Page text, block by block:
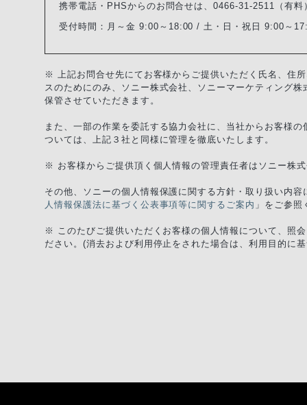
携帯電話・PHSからのお問合せは、0466-31-2511（有料
受付時間： 月～金 9:00～18:00 / 土・日・祝日 9:00～
※ 上記お問合せ先にてお客様からご提供いただく氏名、住
スのためにのみ、ソニー株式会社、ソニーマーケティング
保管させていただきます。
また、一部の作業を委託する協力会社に、当社からお客様
ついては、上記３社と同様に管理を徹底いたします。
※ お客様からご提供頂く個人情報の管理責任者はソニー株
その他、ソニーの個人情報保護に関する方針・取り扱い内容
人情報保護法に基づく公表事項等に関するご案内 」をご参照
※ このたびご提供いただくお客様の個人情報について、照
ださい。(消去および利用停止をされた場合は、利用目的に